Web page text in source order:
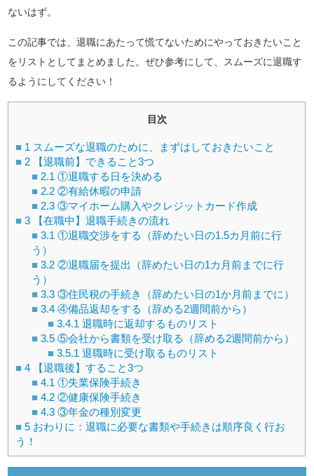
ないはず。
この記事では、退職にあたって慌てないためにやっておきたいこと
をリストとしてまとめました。ぜひ参考にして、スムーズに退職す
るようにしてください！
目次
1 スムーズな退職のために、まずはしておきたいこと
2 【退職前】できること3つ
2.1 ①退職する日を決める
2.2 ②有給休暇の申請
2.3 ③マイホーム購入やクレジットカード作成
3 【在職中】退職手続きの流れ
3.1 ①退職交渉をする（辞めたい日の1.5カ月前に行
う）
3.2 ②退職届を提出（辞めたい日の1カ月前までに行
う）
3.3 ③住民税の手続き（辞めたい日の1か月前までに）
3.4 ④備品返却をする（辞める2週間前から）
3.4.1 退職時に返却するものリスト
3.5 ⑤会社から書類を受け取る（辞める2週間前から）
3.5.1 退職時に受け取るものリスト
4 【退職後】すること3つ
4.1 ①失業保険手続き
4.2 ②健康保険手続き
4.3 ③年金の種別変更
5 おわりに：退職に必要な書類や手続きは順序良く行お
う！